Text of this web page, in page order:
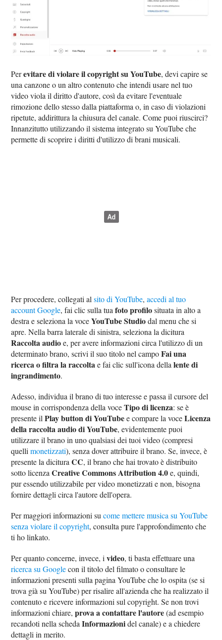
Perevitare di violare il copyright su YouTube, devi capire se
una canzone o un altro contenuto che intendi usare nel tuo
video viola il diritto d'autore, così da evitare l'eventuale
rimozione dello stesso dalla piattaforma o, in caso di violazioni
ripetute, addirittura la chiusura del canale. Come puoi riuscirci?
Innanzitutto utilizzando il sistema integrato su YouTube che
permette di scoprire i diritti d'utilizzo di brani musicali.
Per procedere, collegati alsito di YouTube,accedi al tuo
account Google, fai clic sulla tuafoto profilosituata in alto a
destra e seleziona la voceYouTube Studiodal menu che si
apre. Nella barra laterale di sinistra, seleziona la dicitura
Raccolta audioe, per avere informazioni circa l'utilizzo di un
determinato brano, scrivi il suo titolo nel campoFai una
ricerca o filtra la raccoltae fai clic sull'icona dellalente di
ingrandimento.
Adesso, individua il brano di tuo interesse e passa il cursore del
mouse in corrispondenza della voceTipo di licenza: se è
presente ilPlay button di YouTubee compare la voceLicenza
della raccolta audio di YouTube, evidentemente puoi
utilizzare il brano in uno qualsiasi dei tuoi video (compresi
quellimonetizzati), senza dover attribuire il brano. Se, invece, è
presente la dicituraCC, il brano che hai trovato è distribuito
sotto licenzaCreative Commons Attribution 4.0e, quindi,
pur essendo utilizzabile per video monetizzati e non, bisogna
fornire dettagli circa l'autore dell'opera.
Per maggiori informazioni sucome mettere musica su YouTube
senza violare il copyright, consulta pure l'approfondimento che
ti ho linkato.
Per quanto concerne, invece, ivideo, ti basta effettuare una
ricerca su Googlecon il titolo del filmato o consultare le
informazioni presenti sulla pagina YouTube che lo ospita (se si
trova già su YouTube) per risalire all'azienda che ha realizzato il
contenuto e ricevere informazioni sul copyright. Se non trovi
informazioni chiare,prova a contattare l'autore(ad esempio
recandoti nella schedaInformazionidel canale) e a chiedere
dettagli in merito.